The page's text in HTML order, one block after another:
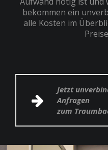
bekommen ein
alle Kosten im
Jetzt
Anfragen
zum